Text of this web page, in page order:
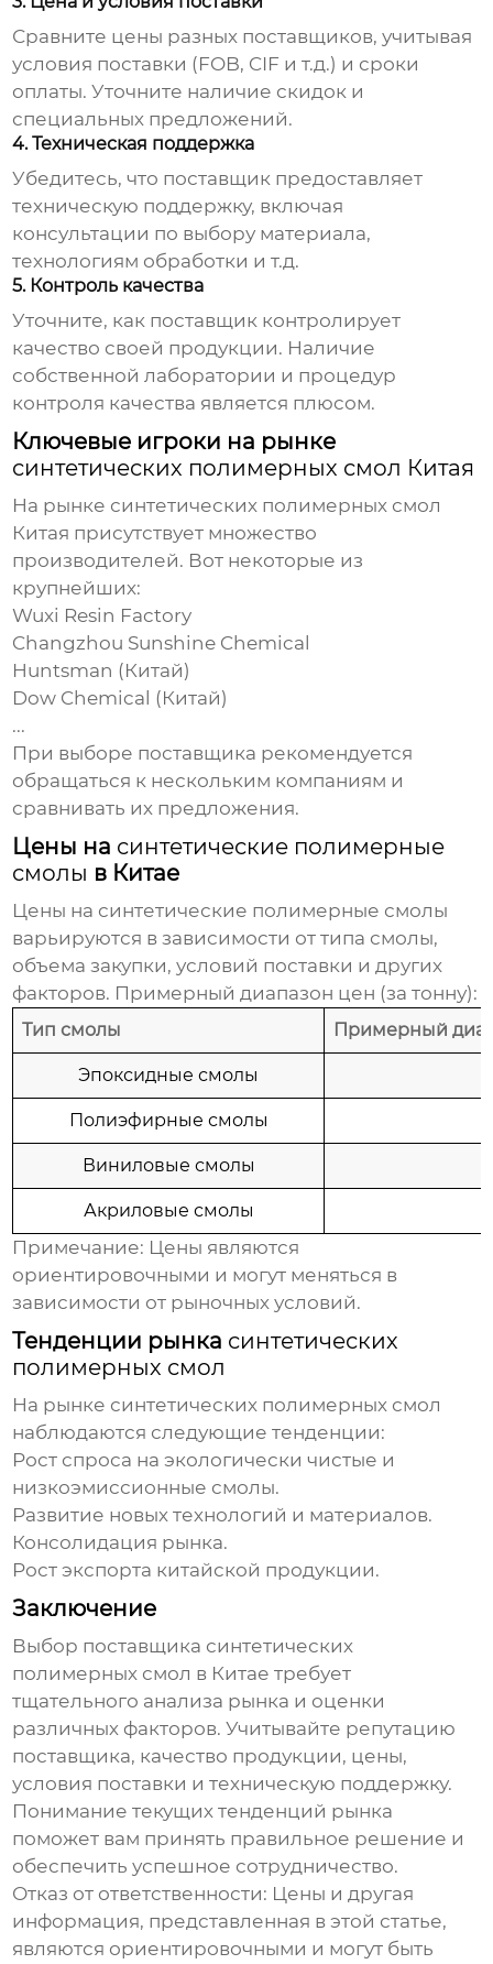
Сравните цены разных поставщиков, учитывая
условия поставки (FOB, CIF и т.д.) и сроки
оплаты. Уточните наличие скидок и
специальных предложений.
4. Техническая поддержка
Убедитесь, что поставщик предоставляет
техническую поддержку, включая
консультации по выбору материала,
технологиям обработки и т.д.
5. Контроль качества
Уточните, как поставщик контролирует
качество своей продукции. Наличие
собственной лаборатории и процедур
контроля качества является плюсом.
Ключевые игроки на рынке
синтетических полимерных смол Китая
На рынке синтетических полимерных смол
Китая присутствует множество
производителей. Вот некоторые из
крупнейших:
Wuxi Resin Factory
Changzhou Sunshine Chemical
Huntsman (Китай)
Dow Chemical (Китай)
...
При выборе поставщика рекомендуется
обращаться к нескольким компаниям и
сравнивать их предложения.
Цены на синтетические полимерные
смолы в Китае
Цены на синтетические полимерные смолы
варьируются в зависимости от типа смолы,
объема закупки, условий поставки и других
факторов. Примерный диапазон цен (за тонну):
Тип смолы Примерный
Эпоксидные смолы
Полиэфирные смолы
Виниловые смолы
Акриловые смолы
Примечание: Цены являются
ориентировочными и могут меняться в
зависимости от рыночных условий.
Тенденции рынка синтетических
полимерных смол
На рынке синтетических полимерных смол
наблюдаются следующие тенденции:
Рост спроса на экологически чистые и
низкоэмиссионные смолы.
Развитие новых технологий и материалов.
Консолидация рынка.
Рост экспорта китайской продукции.
Заключение
Выбор поставщика синтетических
полимерных смол в Китае требует
тщательного анализа рынка и оценки
различных факторов. Учитывайте репутацию
поставщика, качество продукции, цены,
условия поставки и техническую поддержку.
Понимание текущих тенденций рынка
поможет вам принять правильное решение и
обеспечить успешное сотрудничество.
Отказ от ответственности: Цены и другая
информация, представленная в этой статье,
являются ориентировочными и могут быть